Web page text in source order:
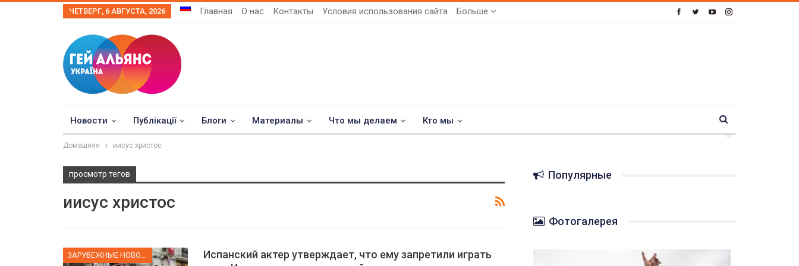
ЧЕТВЕРГ, 6 АВГУСТА, 2026 Главная О нас Контакты Условия использования сайта Больше
Новости Публікації Блоги Материалы Что мы делаем Кто мы
Домашняя иисус христос
просмотр тегов
иисус христос
Испанский актер утверждает, что ему запретили играть
Популярные
Фотогалерея